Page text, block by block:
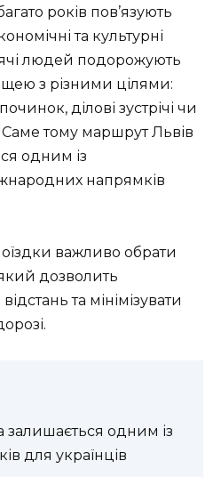
років пов’язують
та культурні
людей подорожують
з різними цілями:
ділові зустрічі чи
Саме тому маршрут Львів
одним із
напрямків
важливо обрати
дозволить
та мінімізувати
одним із
для українців